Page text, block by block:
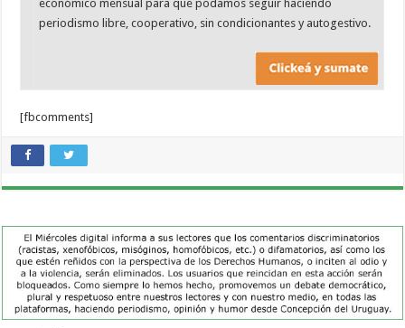
económico mensual para que podamos seguir haciendo
periodismo libre, cooperativo, sin condicionantes y autogestivo.
[fbcomments]